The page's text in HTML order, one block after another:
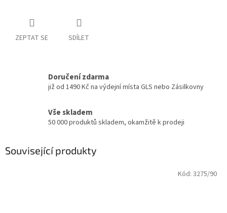
ZEPTAT SE SDÍLET
Doručení zdarma
již od 1490 Kč na výdejní místa GLS nebo Zásilkovny
Vše skladem
50 000 produktů skladem, okamžitě k prodeji
Související produkty
Kód: 3275/90